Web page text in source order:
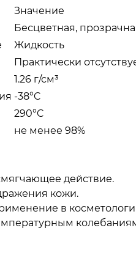
Значение
Бесцветная,
Жидкость
Практически
1.26 г/см³
-38°C
290°C
не менее 98%
действие.
кожи.
в